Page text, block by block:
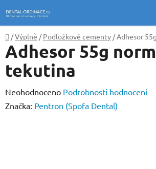
na
obsah
Domů
/Výplně / Podložkové cementy /Adhesor
Adhesor 55g
tekutina
Průměrné
hodnocení
Neohodnoceno Podrobnosti hodnocení
Značka: Pentron (Spofa Dental)